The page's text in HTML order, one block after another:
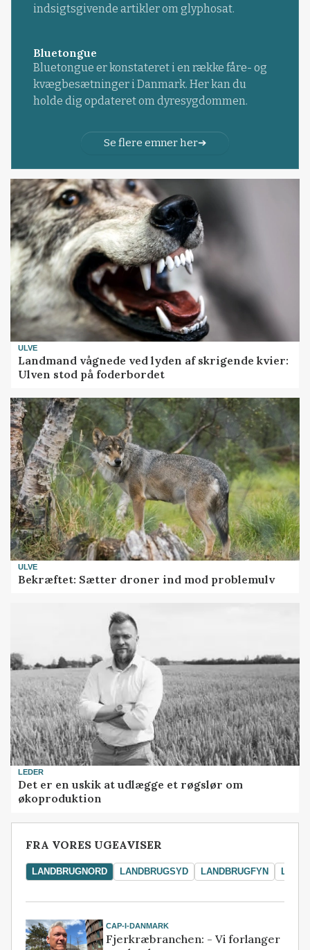
indsigtsgivende artikler om glyphosat.
Bluetongue
Bluetongue er konstateret i en række fåre- og
kvægbesætninger i Danmark. Her kan du
holde dig opdateret om dyresygdommen.
Se flere emner her
ULVE
Landmand vågnede ved lyden af skrigende kvier:
Ulven stod på foderbordet
ULVE
Bekræftet: Sætter droner ind mod problemulv
LEDER
Det er en uskik at udlægge et røgslør om
økoproduktion
FRA VORES UGEAVISER
LANDBRUGNORD LANDBRUGSYD LANDBRUGFYN
CAP-I-DANMARK
Fjerkræbranchen: - Vi forlanger